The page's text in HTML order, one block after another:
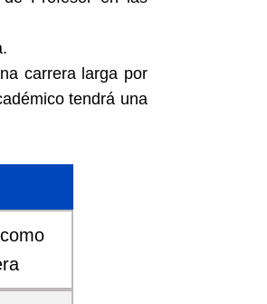
carrera larga por
tendrá una